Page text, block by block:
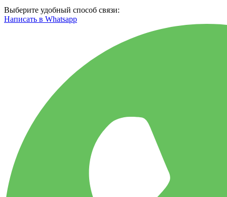
Выберите удобный способ связи:
Написать в Whatsapp